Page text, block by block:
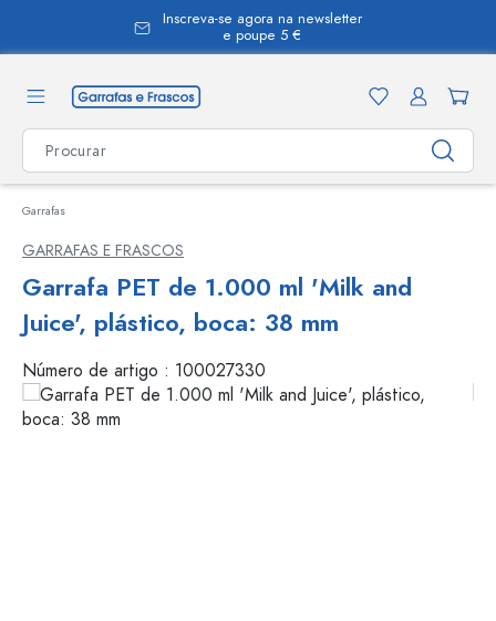
Inscreva-se agora na newsletter
e poupe 5 €
Garrafas
GARRAFAS E FRASCOS
Garrafa PET de 1.000 ml 'Milk and
Juice', plástico, boca: 38 mm
Número de artigo : 100027330